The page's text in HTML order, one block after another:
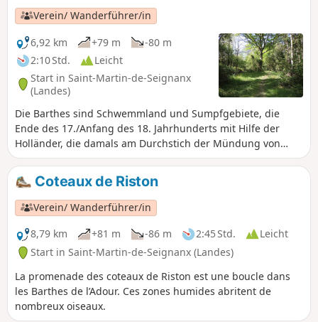
Verein/ Wanderführer/in
6,92 km
+79 m
-80 m
2:10 Std.
Leicht
Start in Saint-Martin-de-Seignanx
(Landes)
Die Barthes sind Schwemmland und Sumpfgebiete, die
Ende des 17./Anfang des 18. Jahrhunderts mit Hilfe der
Holländer, die damals am Durchstich der Mündung von
Bayonne arbeiteten, trockengelegt wurden.
Coteaux de Riston
Verein/ Wanderführer/in
8,79 km
+81 m -86 m 2:45 Std.
Leicht
Start in Saint-Martin-de-Seignanx (Landes)
La promenade des coteaux de Riston est une boucle dans
les Barthes de l’Adour. Ces zones humides abritent de
nombreux oiseaux.